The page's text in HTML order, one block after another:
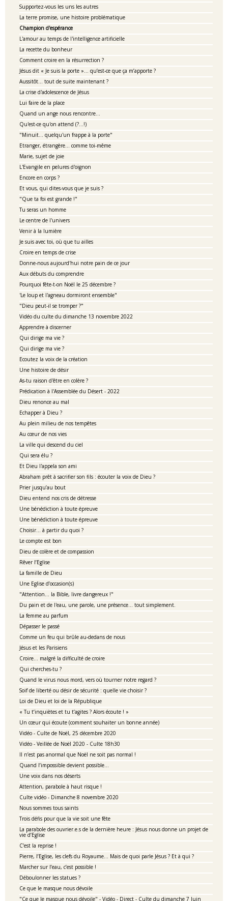
Supportez-vous les uns les autres
La terre promise, une histoire problématique
Champion d'espérance
L'amour au temps de l'intelligence artificielle
La recette du bonheur
Comment croire en la résurrection ?
Jésus dit « Je suis la porte »… qu’est-ce que ça m’apporte ?
Aussitôt... tout de suite maintenant ?
La crise d'adolescence de Jésus
Lui faire de la place
Quand un ange nous rencontre...
Qu'est-ce qu'on attend (?...!)
"Minuit... quelqu'un frappe à la porte"
Etranger, étrangère... comme toi-même
Marie, sujet de joie
L'Evangile en pelures d'oignon
Encore en corps ?
Et vous, qui dites-vous que je suis ?
"Que ta foi est grande !"
Tu seras un homme
Le centre de l'univers
Venir à la lumière
Je suis avec toi, où que tu ailles
Croire en temps de crise
Donne-nous aujourd'hui notre pain de ce jour
Aux débuts du comprendre
Pourquoi fête-t-on Noël le 25 décembre ?
'Le loup et l'agneau dormiront ensemble"
"Dieu peut-il se tromper ?"
Vidéo du culte du dimanche 13 novembre 2022
Apprendre à discerner
Qui dirige ma vie ?
Qui dirige ma vie ?
Ecoutez la voix de la création
Une histoire de désir
As-tu raison d'être en colère ?
Prédication à l'Assemblée du Désert - 2022
Dieu renonce au mal
Echapper à Dieu ?
Au plein milieu de nos tempêtes
Au cœur de nos vies
La ville qui descend du ciel
Qui sera élu ?
Et Dieu l'appela son ami
Abraham prêt à sacrifier son fils : écouter la voix de Dieu ?
Prier jusqu’au bout
Dieu entend nos cris de détresse
Une bénédiction à toute épreuve
Une bénédiction à toute épreuve
Choisir... à partir du quoi ?
Le compte est bon
Dieu de colère et de compassion
Rêver l’Eglise
La famille de Dieu
Une Eglise d’occasion(s)
"Attention... la Bible, livre dangereux !"
Du pain et de l'eau, une parole, une présence... tout simplement.
La femme au parfum
Dépasser le passé
Comme un feu qui brûle au-dedans de nous
Jésus et les Parisiens
Croire… malgré la difficulté de croire
Qui cherches-tu ?
Quand le virus nous mord, vers où tourner notre regard ?
Soif de liberté ou désir de sécurité : quelle vie choisir ?
Loi de Dieu et loi de la République
« Tu t’inquiètes et tu t’agites ? Alors écoute ! »
Un cœur qui écoute (comment souhaiter un bonne année)
Vidéo - Culte de Noël, 25 décembre 2020
Vidéo - Veillée de Noël 2020 - Culte 18h30
Il n’est pas anormal que Noël ne soit pas normal !
Quand l’impossible devient possible…
Une voix dans nos déserts
Attention, parabole à haut risque !
Culte vidéo - Dimanche 8 novembre 2020
Nous sommes tous saints
Trois défis pour que la vie soit une fête
La parabole des ouvrier.e.s de la dernière heure : Jésus nous donne un projet de
vie d’Eglise
C’est la reprise !
Pierre, l’Eglise, les clefs du Royaume… Mais de quoi parle Jésus ? Et à qui ?
Marcher sur l’eau, c’est possible !
Déboulonner les statues ?
Ce que le masque nous dévoile
"Ce que le masque nous dévoile" - Vidéo - Direct - Culte du dimanche 7 Juin